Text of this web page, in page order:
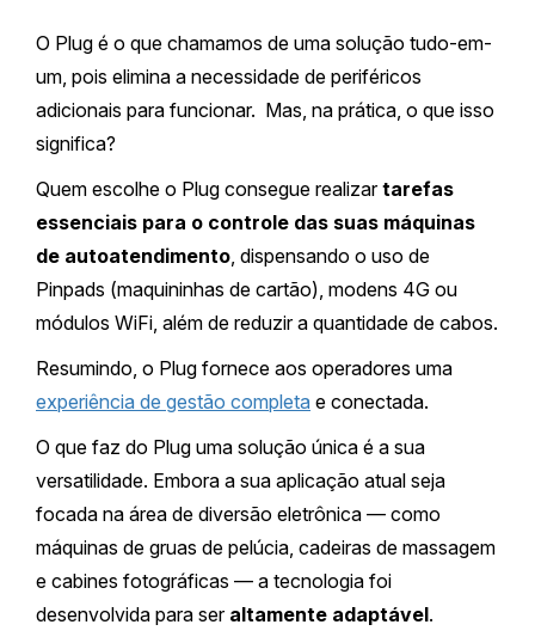
O Plug é o que chamamos de uma solução tudo-em-
um, pois elimina a necessidade de periféricos
adicionais para funcionar. Mas, na prática, o que isso
significa?
Quem escolhe o Plug consegue realizartarefas
essenciais para o controle das suas máquinas
de autoatendimento , dispensando o uso de
Pinpads (maquininhas de cartão), modens 4G ou
módulos WiFi, além de reduzir a quantidade de cabos.
Resumindo, o Plug fornece aos operadores uma
experiência de gestão completa e conectada.
O que faz do Plug uma solução única é a sua
versatilidade. Embora a sua aplicação atual seja
focada na área de diversão eletrônica — como
máquinas de gruas de pelúcia, cadeiras de massagem
e cabines fotográficas — a tecnologia foi
desenvolvida para ser altamente adaptável.